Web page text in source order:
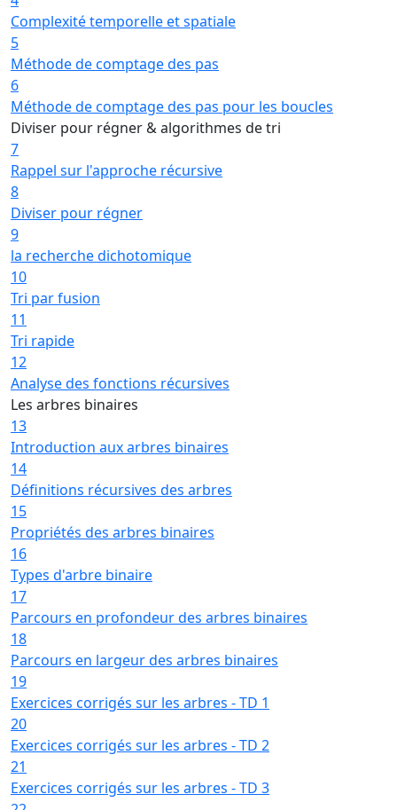
Complexité temporelle et spatiale
5
Méthode de comptage des pas
6
Méthode de comptage des pas pour les boucles
Diviser pour régner & algorithmes de tri
7
Rappel sur l'approche récursive
8
Diviser pour régner
9
la recherche dichotomique
10
Tri par fusion
11
Tri rapide
12
Analyse des fonctions récursives
Les arbres binaires
13
Introduction aux arbres binaires
14
Définitions récursives des arbres
15
Propriétés des arbres binaires
16
Types d'arbre binaire
17
Parcours en profondeur des arbres binaires
18
Parcours en largeur des arbres binaires
19
Exercices corrigés sur les arbres - TD 1
20
Exercices corrigés sur les arbres - TD 2
21
Exercices corrigés sur les arbres - TD 3